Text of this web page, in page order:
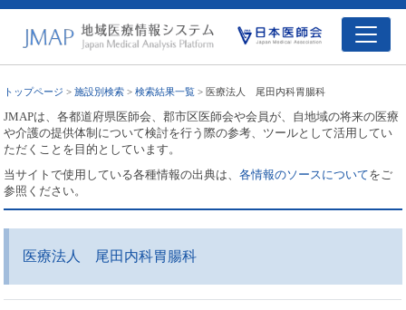
トップページ >施設別検索 >検索結果一覧 > 医療法人 尾田内科胃腸科
JMAPは、各都道府県医師会、郡市区医師会や会員が、自地域の将来の医療
や介護の提供体制について検討を行う際の参考、ツールとして活用してい
ただくことを目的としています。
当サイトで使用している各種情報の出典は、各情報のソースについてをご
参照ください。
医療法人 尾田内科胃腸科